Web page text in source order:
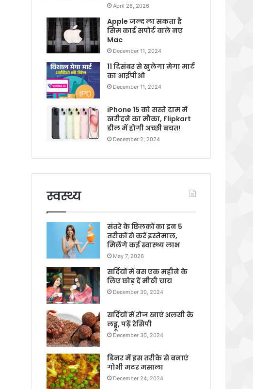
April 26, 2026
Apple जल्द ला सकता है
सिम कार्ड सपोर्ट वाले नए
Mac
December 11, 2024
11 दिसंबर से खुलेगा मेगा मार्ट
का आईपीओ
December 11, 2024
iPhone 15 को सस्ते दाम में
खरीदने का मौका, Flipkart
डील में होगी अच्छी बचत!
December 2, 2024
स्वस्थ्य
संतरे के छिलकों का इन 5
तरीकों से करें इस्तेमाल,
मिलेंगे कई स्वास्थ्य लाभ
May 7, 2026
सर्दियों में बस एक महीने के
लिए छोड़ दें मीठी चाय
December 30, 2024
सर्दियों में रोज खाएं अलसी के
लड्डू, पढ़ें रेसिपी
December 30, 2024
डिनर में इस तरीके से बनाएं
गोभी मटर मसाला
December 24, 2024